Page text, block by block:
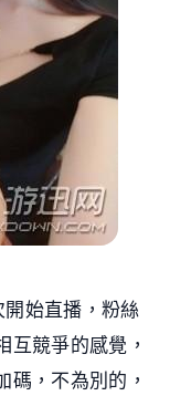
始直播，粉絲
互競爭的感覺，
碼，不為別的，